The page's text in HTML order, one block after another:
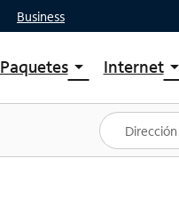
Business
Paquetesarrow_drop_down
Ver paquetes
Spectrum One
Mejores ofertas
Internetarrow_drop_down
Planes